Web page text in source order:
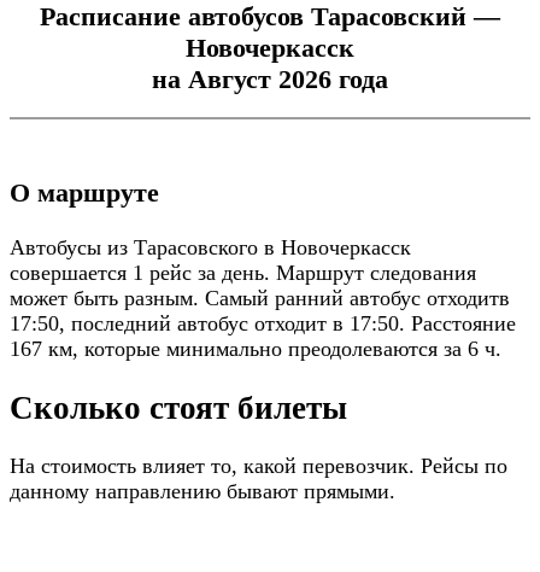
Расписание автобусов Тарасовский —
Новочеркасск
на Август 2026 года
О маршруте
Автобусы из Тарасовского в Новочеркасск
совершается 1 рейс за день. Маршрут следования
может быть разным. Самый ранний автобус отходитв
17:50, последний автобус отходит в 17:50. Расстояние
167 км, которые минимально преодолеваются за 6 ч.
Сколько стоят билеты
На стоимость влияет то, какой перевозчик. Рейсы по
данному направлению бывают прямыми.